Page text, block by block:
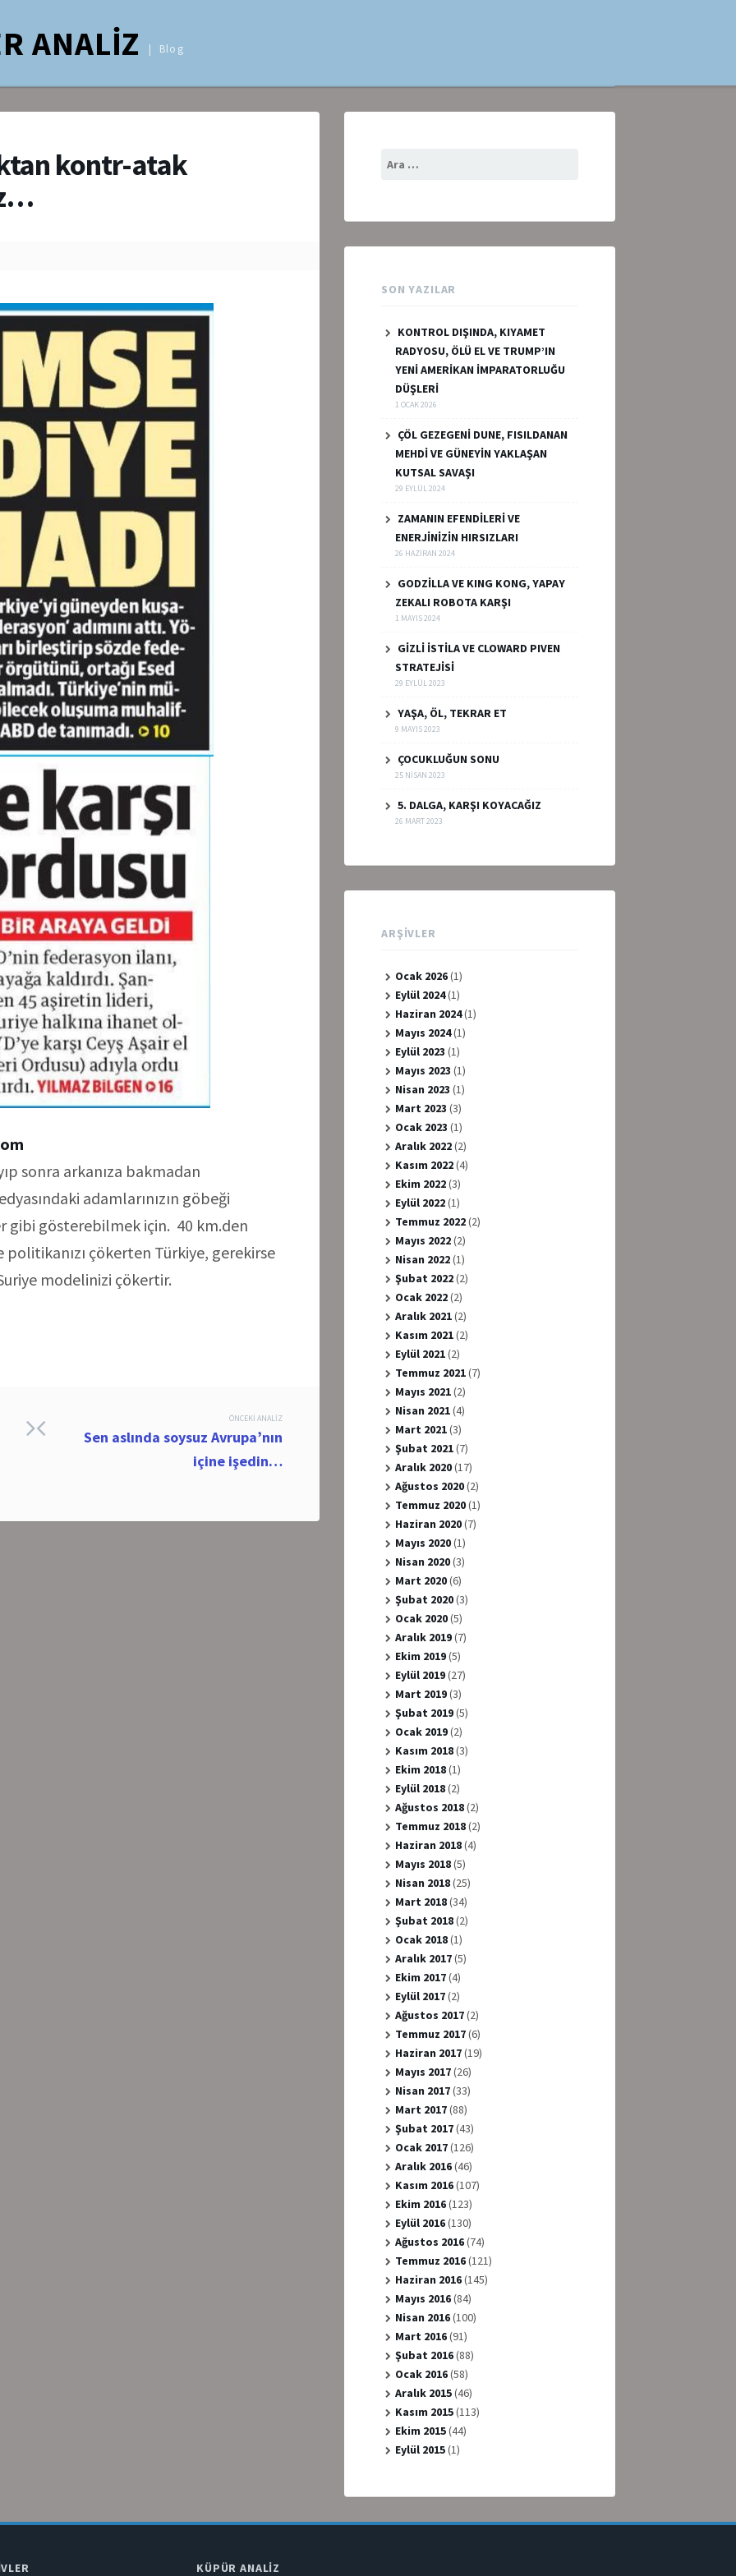
ANALİZ Blog
kontr-atak
sonra arkanıza bakmadan
adamlarınızın göbeği
gibi gösterebilmek için. 40 km.den
politikanızı çökerten Türkiye, gerekirse
modelinizi çökertir.
ÖNCEKI ANALIZ
Sen aslında soysuz Avrupa’nın
içine işedin…
SON YAZILAR
KONTROL DIŞINDA, KIYAMET
RADYOSU, ÖLÜ EL VE TRUMP’IN
YENİ AMERİKAN İMPARATORLUĞU
DÜŞLERİ
1 OCAK 2026
ÇÖL GEZEGENİ DUNE, FISILDANAN
MEHDİ VE GÜNEYİN YAKLAŞAN
KUTSAL SAVAŞI
29 EYLÜL 2024
ZAMANIN EFENDİLERİ VE
ENERJİNİZİN HIRSIZLARI
26 HAZIRAN 2024
GODZİLLA VE KING KONG, YAPAY
ZEKALI ROBOTA KARŞI
1 MAYIS 2024
GİZLİ İSTİLA VE CLOWARD PIVEN
STRATEJİSİ
29 EYLÜL 2023
YAŞA, ÖL, TEKRAR ET
9 MAYIS 2023
ÇOCUKLUĞUN SONU
25 NISAN 2023
5. DALGA, KARŞI KOYACAĞIZ
26 MART 2023
ARŞIVLER
Ocak 2026(1)
Eylül 2024(1)
Haziran 2024(1)
Mayıs 2024(1)
Eylül 2023 (1)
Mayıs 2023 (1)
Nisan 2023 (1)
Mart 2023 (3)
Ocak 2023 (1)
Aralık 2022(2)
Kasım 2022(4)
Ekim 2022(3)
Eylül 2022(1)
Temmuz 2022(2)
Mayıs 2022(2)
Nisan 2022(1)
Şubat 2022(2)
Ocak 2022(2)
Aralık 2021(2)
Kasım 2021(2)
Eylül 2021(2)
Temmuz 2021(7)
Mayıs 2021(2)
Nisan 2021(4)
Mart 2021(3)
Şubat 2021(7)
Aralık 2020(17)
Ağustos 2020(2)
Temmuz 2020(1)
Haziran 2020(7)
Mayıs 2020(1)
Nisan 2020(3)
Mart 2020(6)
Şubat 2020(3)
Ocak 2020(5)
Aralık 2019(7)
Ekim 2019(5)
Eylül 2019(27)
Mart 2019(3)
Şubat 2019(5)
Ocak 2019(2)
Kasım 2018(3)
Ekim 2018(1)
Eylül 2018(2)
Ağustos 2018(2)
Temmuz 2018(2)
Haziran 2018(4)
Mayıs 2018(5)
Nisan 2018(25)
Mart 2018(34)
Şubat 2018(2)
Ocak 2018(1)
Aralık 2017(5)
Ekim 2017(4)
Eylül 2017(2)
Ağustos 2017(2)
Temmuz 2017(6)
Haziran 2017(19)
Mayıs 2017(26)
Nisan 2017(33)
Mart 2017(88)
Şubat 2017(43)
Ocak 2017(126)
Aralık 2016(46)
Kasım 2016(107)
Ekim 2016(123)
Eylül 2016(130)
Ağustos 2016(74)
Temmuz 2016(121)
Haziran 2016(145)
Mayıs 2016(84)
Nisan 2016(100)
Mart 2016(91)
Şubat 2016(88)
Ocak 2016(58)
Aralık 2015(46)
Kasım 2015(113)
Ekim 2015(44)
Eylül 2015(1)
KÜPÜR ANALIZ